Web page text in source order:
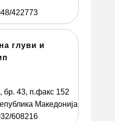
422773
глуви и
бр. 43, п.факс 152
Македонија
608216